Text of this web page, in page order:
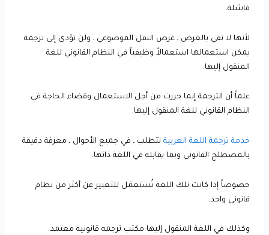
فاشلة.
لأنها لا تفي بالغرض ـ غرض النقل الموضوعي ـ ولن تؤدي إلى ترجمة
يمكن استعمالها استعمالاً وظيفياً في النظام القانوني للغة
المنقول إليها.
علماً أن الترجمة إنما حررت من أجل الاستعمال وقضاء الحاجة في
النظام القانوني للغة المنقول إليها.
خدمة ترجمة اللغة العربية تتطلب ـ في جميع الأحوال ـ معرفة دقيقة
بالمصطلح القانوني وبما يقابله في اللغة ذاتها.
خصوصاً إذا كانت تلك اللغة تُستعمَل للتعبير عن أكثر من نظام
قانوني واحد.
وكذلك في اللغة المنقول إليها مكتب ترجمه قانونيه معتمد.